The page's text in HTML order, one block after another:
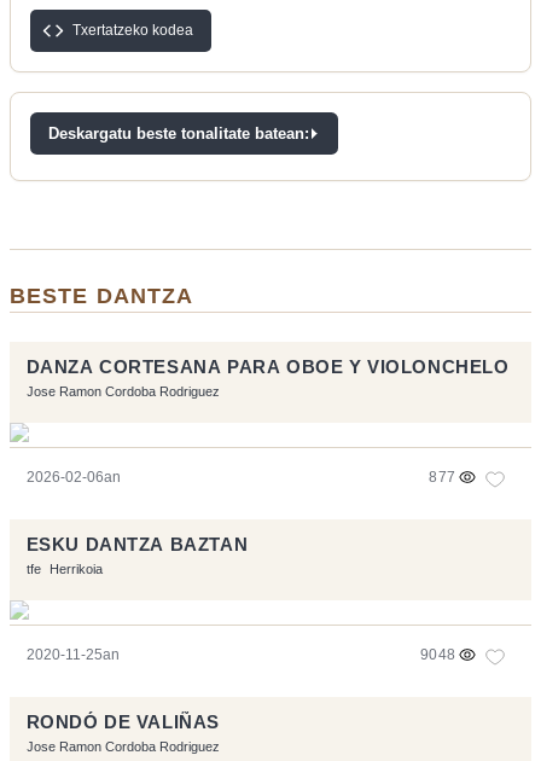
Txertatzeko kodea
Deskargatu beste tonalitate batean:
BESTE DANTZA
DANZA CORTESANA PARA OBOE Y VIOLONCHELO
Jose Ramon Cordoba Rodriguez
2026-02-06an 877
ESKU DANTZA BAZTAN
tfe Herrikoia
2020-11-25an 9048
RONDÓ DE VALIÑAS
Jose Ramon Cordoba Rodriguez